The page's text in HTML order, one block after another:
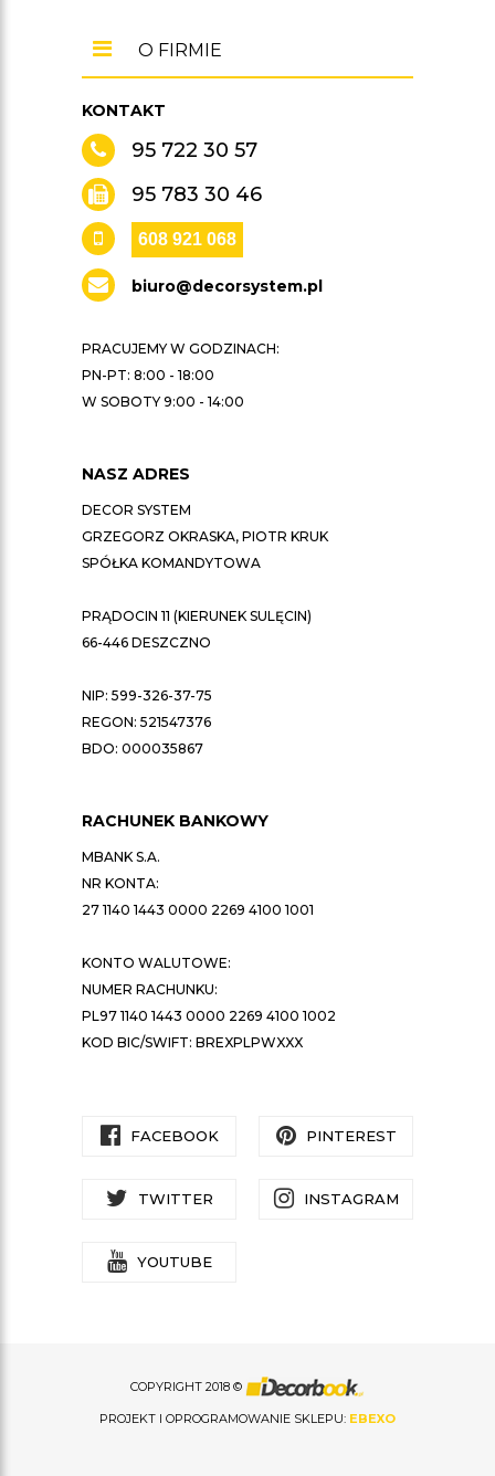
KONTAKT
95 722 30 57
95 783 30 46
608 921 068
biuro@decorsystem.pl
PRACUJEMY W GODZINACH:
PN-PT: 8:00 - 18:00
W SOBOTY 9:00 - 14:00
NASZ ADRES
DECOR SYSTEM
GRZEGORZ OKRASKA, PIOTR KRUK
SPÓŁKA KOMANDYTOWA
PRĄDOCIN 11 (KIERUNEK SULĘCIN)
66-446 DESZCZNO
NIP: 599-326-37-75
REGON: 521547376
BDO: 000035867
O FIRMIE
RACHUNEK BANKOWY
MBANK S.A.
NR KONTA:
27 1140 1443 0000 2269 4100 1001
KONTO WALUTOWE:
NUMER RACHUNKU:
PL97 1140 1443 0000 2269 4100 1002
KOD BIC/SWIFT: BREXPLPWXXX
FACEBOOK PINTEREST
TWITTER INSTAGRAM
YOUTUBE
COPYRIGHT 2018 ©
PROJEKT I OPROGRAMOWANIE SKLEPU: EBEXO